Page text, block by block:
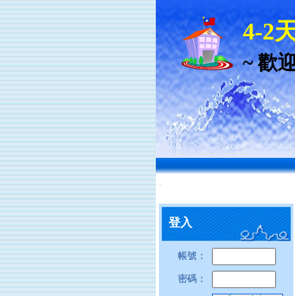
4-2
~ 歡
:::
登入
帳號：
密碼：